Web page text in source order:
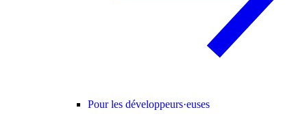
Pour les développeurs·euses